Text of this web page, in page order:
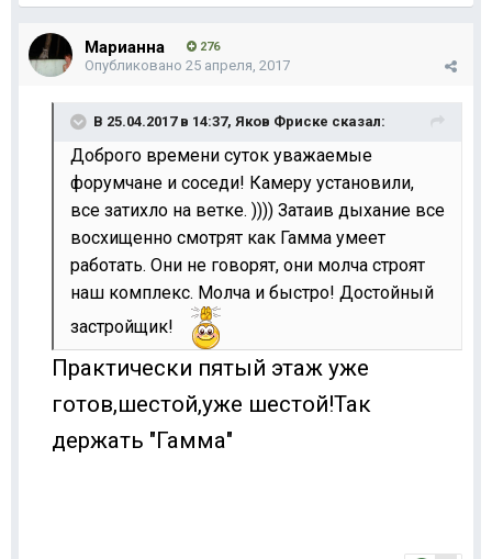
Марианна 276
Опубликовано 25 апреля, 2017
В 25.04.2017 в 14:37, Яков Фриске сказал:
Доброго времени суток уважаемые
форумчане и соседи! Камеру установили,
все затихло на ветке. )))) Затаив дыхание все
восхищенно смотрят как Гамма умеет
работать. Они не говорят, они молча строят
наш комплекс. Молча и быстро! Достойный
застройщик!
Практически пятый этаж уже
готов,шестой,уже шестой!Так
держать "Гамма"